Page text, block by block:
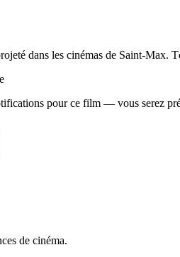
dans les cinémas de Saint-Max.
pour ce film — vous serez
de cinéma.